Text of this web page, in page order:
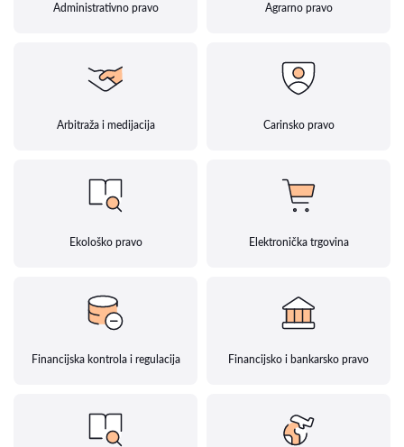
Administrativno pravo Agrarno pravo
Arbitraža i medijacija Carinsko pravo
Ekološko pravo Elektronička trgovina
Financijska kontrola i regulacija Financijsko i bankarsko pravo